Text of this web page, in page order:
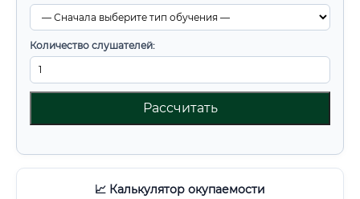
Количество слушателей:
Рассчитать
📈 Калькулятор окупаемости